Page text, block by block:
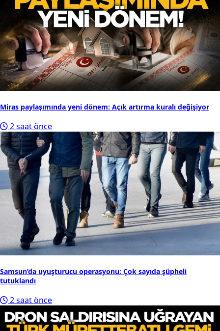
Miras paylaşımında yeni dönem: Açık artırma kuralı değişiyor
2 saat önce
Samsun’da uyuşturucu operasyonu: Çok sayıda şüpheli
tutuklandı
2 saat önce